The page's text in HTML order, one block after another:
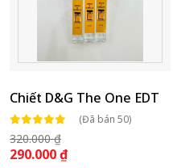
Chiết D&G The One EDT
(Đã bán 50)
320.000 ₫
290.000 ₫